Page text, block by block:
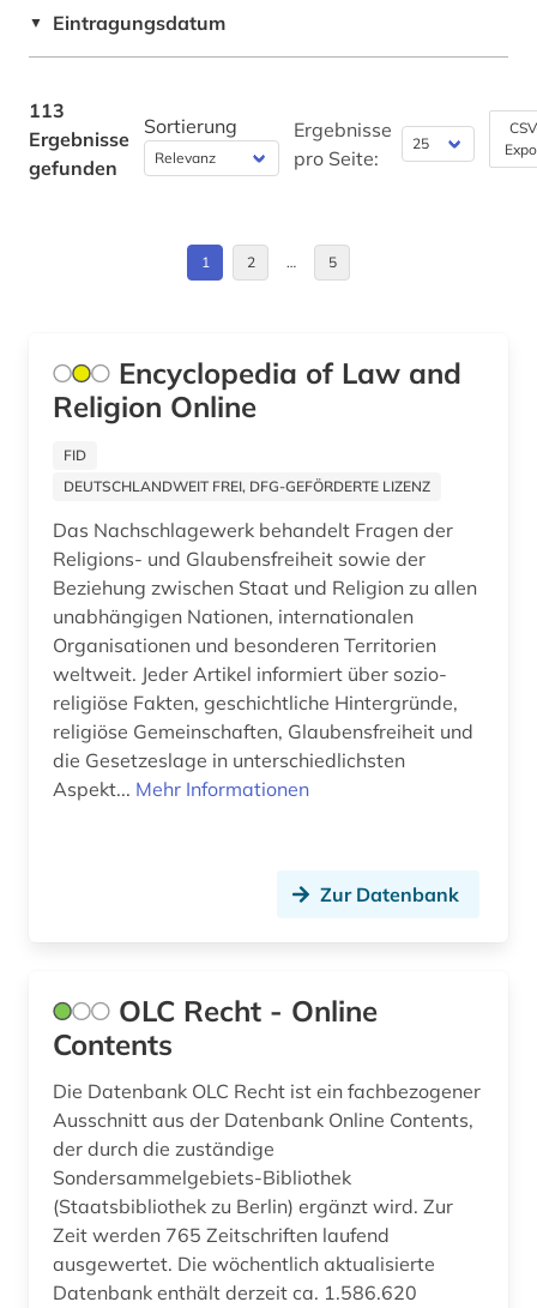
handelsrecht (1)
international (1)
internationale gerichtsbarkeit (1)
internationales recht (3)
internationales strafrecht (1)
internationales umweltrecht (1)
jahresabschluss (1)
judikatur (1)
jura (7)
jurion (1)
kartellrecht (1)
kriminologie (3)
linguistik (1)
literatur (1)
literaturwissenschaft (1)
management (1)
Slowakei (1)
▼ Eintragungsdatum
113
Ergebnisse
gefunden
Sortierung
Ergebnisse
pro Seite:
1 2 … 5
Encyclopedia of Law and
Religion Online
FID
DEUTSCHLANDWEIT FREI, DFG-GEFÖRDERTE LIZENZ
Das Nachschlagewerk behandelt Fragen der
Religions- und Glaubensfreiheit sowie der
Beziehung zwischen Staat und Religion zu allen
unabhängigen Nationen, internationalen
Organisationen und besonderen Territorien
weltweit. Jeder Artikel informiert über sozio-
religiöse Fakten, geschichtliche Hintergründe,
religiöse Gemeinschaften, Glaubensfreiheit und
die Gesetzeslage in unterschiedlichsten
Aspekt... Mehr Informationen
Zur Datenbank
OLC Recht - Online
Contents
Die Datenbank OLC Recht ist ein fachbezogener
Ausschnitt aus der Datenbank Online Contents,
der durch die zuständige
Sondersammelgebiets-Bibliothek
(Staatsbibliothek zu Berlin) ergänzt wird. Zur
Zeit werden 765 Zeitschriften laufend
ausgewertet. Die wöchentlich aktualisierte
Datenbank enthält derzeit ca. 1.586.620